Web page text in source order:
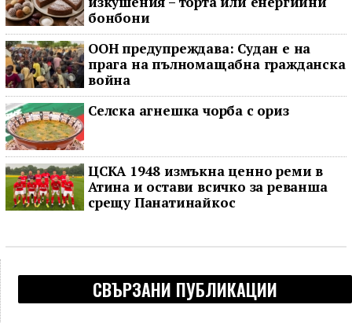
бонбони
ООН предупреждава: Судан е на
прага на пълномащабна гражданска
война
Селска агнешка чорба с ориз
ЦСКА 1948 измъкна ценно реми в
Атина и остави всичко за реванша
срещу Панатинайкос
СВЪРЗАНИ ПУБЛИКАЦИИ